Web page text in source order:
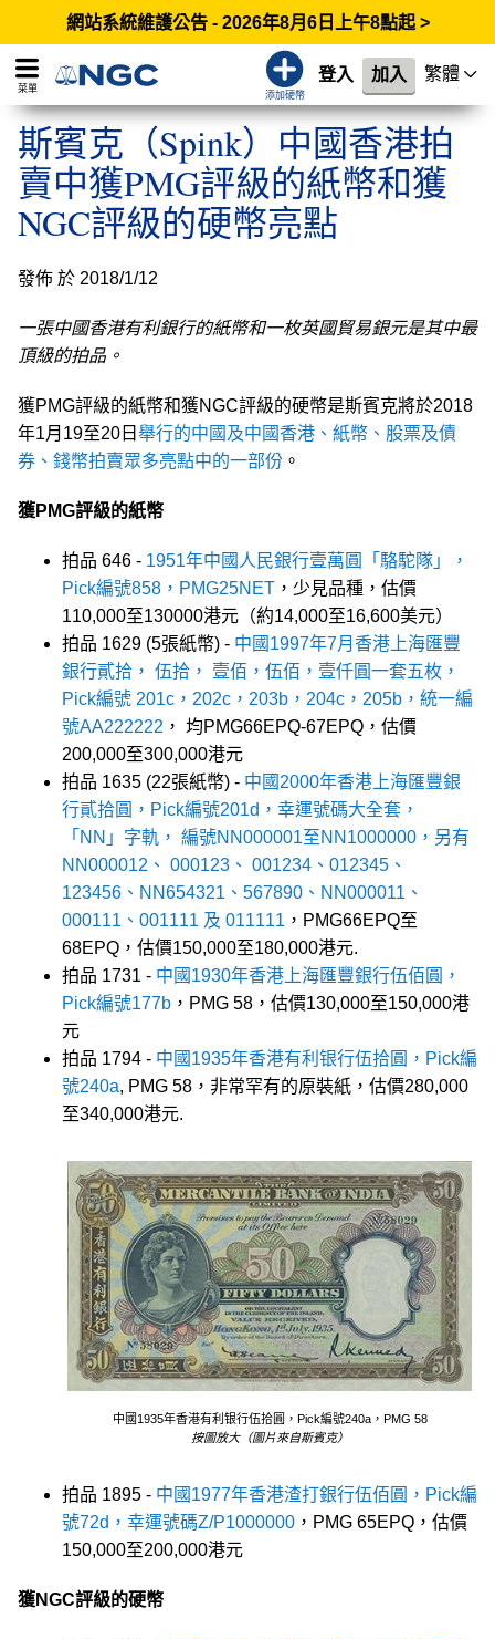
網站系統維護公告 - 2026年8月6日上午8點起 >
菜單
添加硬幣
登入 加入 繁體
斯賓克（Spink）中國香港拍
賣中獲PMG評級的紙幣和獲
NGC評級的硬幣亮點
發佈 於 2018/1/12
一張中國香港有利銀行的紙幣和一枚英國貿易銀元是其中最
頂級的拍品。
獲PMG評級的紙幣和獲NGC評級的硬幣是斯賓克將於2018
年1月19至20日 舉行的中國及中國香港、紙幣、股票及債
券、錢幣拍賣眾多亮點中的一部份 。
獲PMG評級的紙幣
拍品 646 - 1951年中國人民銀行壹萬圓「駱駝隊」，
Pick編號858，PMG25NET ，少見品種，估價
110,000至130000港元（約14,000至16,600美元）
拍品 1629 (5張紙幣) - 中國1997年7月香港上海匯豐
銀行貳拾， 伍拾， 壹佰，伍佰，壹仟圓一套五枚，
Pick編號 201c，202c，203b，204c，205b，統一編
號AA222222 ， 均PMG66EPQ-67EPQ，估價
200,000至300,000港元
拍品 1635 (22張紙幣) - 中國2000年香港上海匯豐銀
行貳拾圓，Pick編號201d，幸運號碼大全套，
「NN」字軌， 編號NN000001至NN1000000，另有
NN000012、 000123、 001234、012345、
123456、NN654321、567890、NN000011、
000111、001111 及 011111 ，PMG66EPQ至
68EPQ，估價150,000至180,000港元.
拍品 1731 - 中國1930年香港上海匯豐銀行伍佰圓，
Pick編號177b ，PMG 58，估價130,000至150,000港
元
拍品 1794 - 中國1935年香港有利银行伍拾圓，Pick編
號240a, PMG 58，非常罕有的原裝紙，估價280,000
至340,000港元.
中國1935年香港有利银行伍拾圓，Pick編號240a，PMG 58
按圖放大（圖片來自斯賓克）
拍品 1895 - 中國1977年香港渣打銀行伍佰圓，Pick編
號72d，幸運號碼Z/P1000000 ，PMG 65EPQ，估價
150,000至200,000港元
獲NGC評級的硬幣